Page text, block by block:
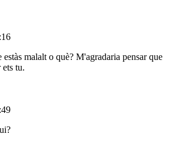
malalt o què? M'agradaria pensar que
tu.